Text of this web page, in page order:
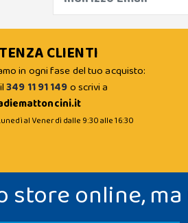
CLIENTI
in ogni fase del tuo acquisto:
349 11 91 149o scrivi a
al Venerdì dalle 9:30 alle 16:30
store online, ma